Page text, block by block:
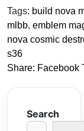
Tags: build nova
mlbb, emblem
nova cosmic
s36
Share: Facebook
Search